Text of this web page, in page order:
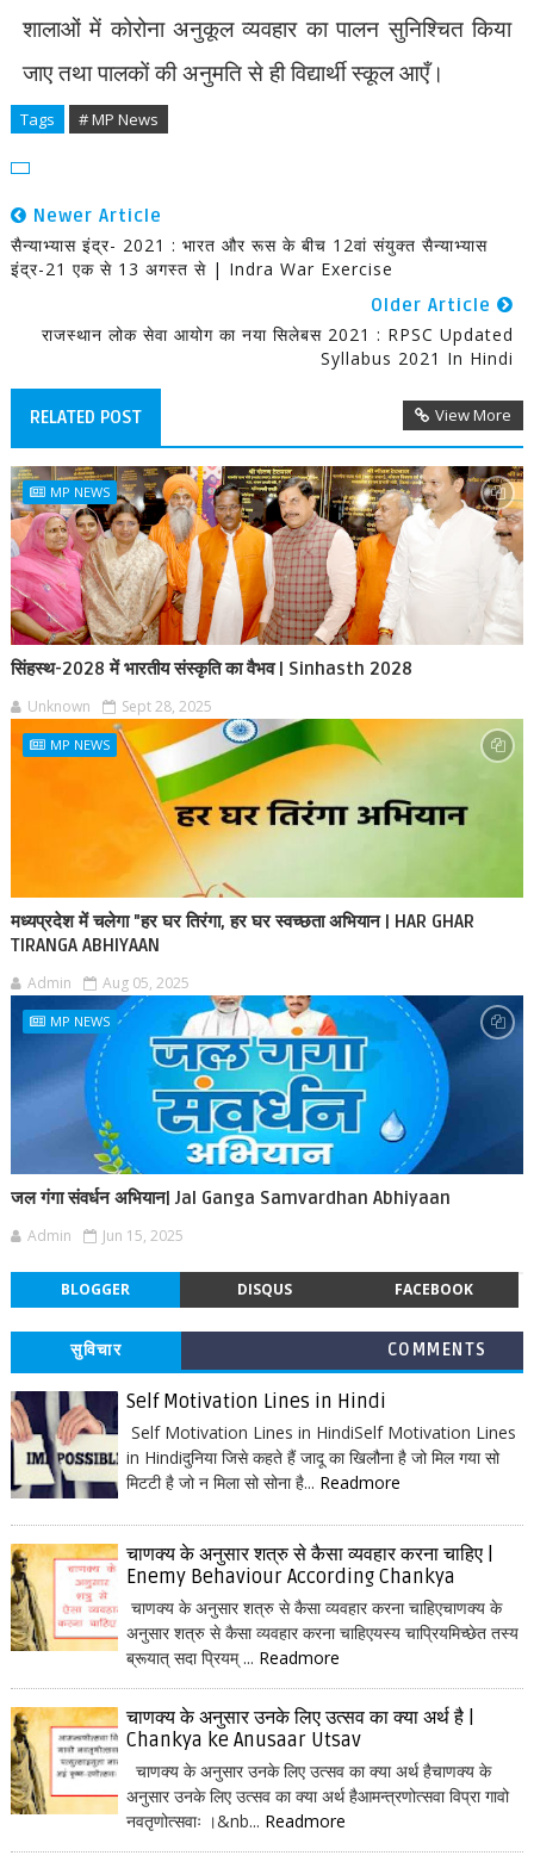
शालाओं में कोरोना अनुकूल व्यवहार का पालन सुनिश्चित किया
जाए तथा पालकों की अनुमति से ही विद्यार्थी स्कूल आएँ।
Tags # MP News
Newer Article
सैन्याभ्यास इंद्र- 2021 : भारत और रूस के बीच 12वां संयुक्त सैन्याभ्यास
इंद्र-21 एक से 13 अगस्त से | Indra War Exercise
Older Article
राजस्थान लोक सेवा आयोग का नया सिलेबस 2021 : RPSC Updated
Syllabus 2021 In Hindi
RELATED POST View More
MP NEWS
सिंहस्थ-2028 में भारतीय संस्कृति का वैभव | Sinhasth 2028
Unknown Sept 28, 2025
MP NEWS
मध्यप्रदेश में चलेगा "हर घर तिरंगा, हर घर स्वच्छता अभियान | HAR GHAR
TIRANGA ABHIYAAN
Admin Aug 05, 2025
MP NEWS
जल गंगा संवर्धन अभियान| Jal Ganga Samvardhan Abhiyaan
Admin Jun 15, 2025
BLOGGER DISQUS FACEBOOK
सुविचार COMMENTS
Self Motivation Lines in Hindi
Self Motivation Lines in HindiSelf Motivation Lines
in Hindiदुनिया जिसे कहते हैं जादू का खिलौना है जो मिल गया सो
मिटटी है जो न मिला सो सोना है... Readmore
चाणक्य के अनुसार शत्रु से कैसा व्यवहार करना चाहिए |
Enemy Behaviour According Chankya
चाणक्य के अनुसार शत्रु से कैसा व्यवहार करना चाहिएचाणक्य के
अनुसार शत्रु से कैसा व्यवहार करना चाहिएयस्य चाप्रियमिच्छेत तस्य
ब्रूयात् सदा प्रियम् ... Readmore
चाणक्य के अनुसार उनके लिए उत्सव का क्या अर्थ है |
Chankya ke Anusaar Utsav
चाणक्य के अनुसार उनके लिए उत्सव का क्या अर्थ हैचाणक्य के
अनुसार उनके लिए उत्सव का क्या अर्थ हैआमन्त्रणोत्सवा विप्रा गावो
नवतृणोत्सवाः ।&nb... Readmore